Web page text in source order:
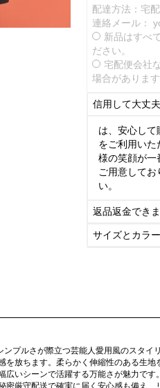
配達方法：宅
連絡メール：
新品はすべ
ださい。
宅配便会社
場合がありま
信用して大丈
は、安心し
をご利用いた
様の笑顔が一
ご用意して
い。
返品返金でき
サイズとカラ
プルさが際立つ芸能人愛用風のスタイ
放ちます。柔らかく伸縮性のある生
いシーンで活躍する万能さが魅力で
厳守配送で確実に届く安心感も備え、